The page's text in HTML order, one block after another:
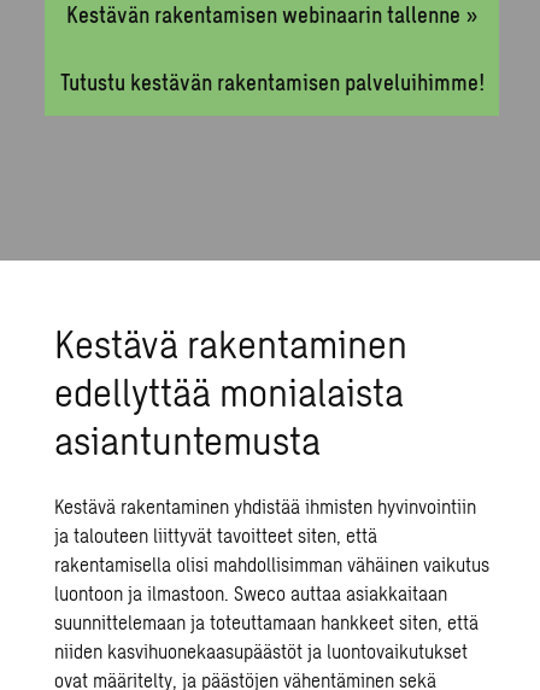
Kestävän rakentamisen webinaarin tallenne »
Tutustu kestävän rakentamisen palveluihimme!
Kestävä rakentaminen
edellyttää monialaista
asiantuntemusta
Kestävä rakentaminen yhdistää ihmisten hyvinvointiin
ja talouteen liittyvät tavoitteet siten, että
rakentamisella olisi mahdollisimman vähäinen vaikutus
luontoon ja ilmastoon. Sweco auttaa asiakkaitaan
suunnittelemaan ja toteuttamaan hankkeet siten, että
niiden kasvihuonekaasupäästöt ja luontovaikutukset
ovat määritelty, ja päästöjen vähentäminen sekä